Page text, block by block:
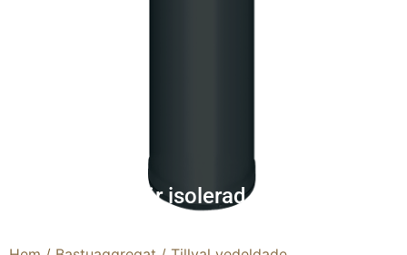
Förlängningsrör isolerad 500 mm svart